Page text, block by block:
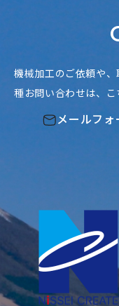
機械加工のご依頼や、
種お問い合わせは、こ
メールフォ